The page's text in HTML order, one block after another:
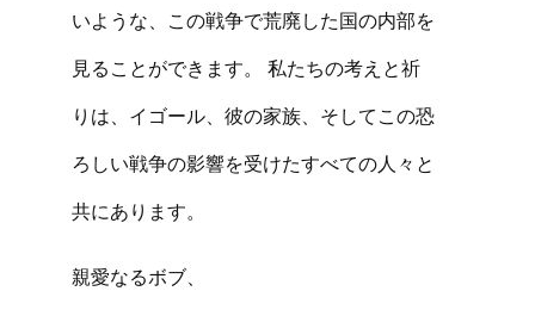
いような、この戦争で荒廃した国の内部を
見ることができます。 私たちの考えと祈
りは、イゴール、彼の家族、そしてこの恐
ろしい戦争の影響を受けたすべての人々と
共にあります。
親愛なるボブ、